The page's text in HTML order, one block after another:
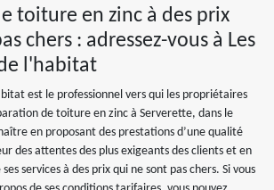
toiture en zinc à des prix
chers : adressez-vous à Les
l'habitat
est le professionnel vers qui les propriétaires
de toiture en zinc à Serverette, dans le
en proposant des prestations d’une qualité
des attentes des plus exigeants des clients et en
services à des prix qui ne sont pas chers. Si vous